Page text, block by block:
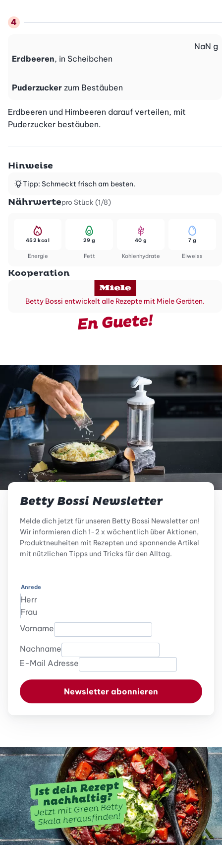
Erdbeeren, in Scheibchen
NaN g
Puderzucker zum Bestäuben
Erdbeeren und Himbeeren darauf verteilen, mit
Puderzucker bestäuben.
Hinweise
Tipp: Schmeckt frisch am besten.
Nährwertepro Stück (1/8)
Energie
452 kcal
Fett
29 g
Kohlenhydrate
40 g
Eiweiss
7 g
Kooperation
Betty Bossi entwickelt alle Rezepte mit Miele Geräten.
En Guete!
Betty Bossi Newsletter
Melde dich jetzt für unseren Betty Bossi Newsletter an!
Wir informieren dich 1-2 x wöchentlich über Aktionen,
Produktneuheiten mit Rezepten und spannende Artikel
mit nützlichen Tipps und Tricks für den Alltag.
Anrede
Herr
Frau
Vorname
Nachname
E-Mail Adresse
Newsletter abonnieren